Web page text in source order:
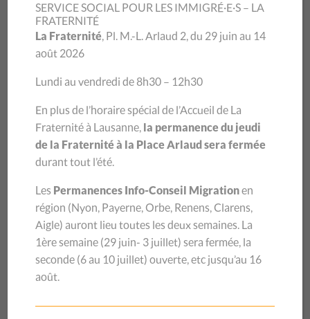
Elle sert aussi pour la mise sur pied de projets et
manifestations en lien avec la migration. C’est dans cette
d’information et les journées de formation animées par les
collaborateurs et les collaboratrices du CSP Vaud.
C’EST AUSSI UNE SALLE OFFERTE À LA LOCATION.
Espace accueil et vestiaire
dimension de la salle : 83 m2
nombre de personnes : 60 personnes dans la
salle et 20 personnes dans le hall
2 parois amovibles pour séparer la salle
SERVICE SOCIAL POUR LES IMMIGRÉ·E·S – LA
FRATERNITÉ
La Fraternité, Pl. M.-L. Arlaud 2, du 29 juin au 14
août 2026
Lundi au vendredi de 8h30 – 12h30
En plus de l’horaire spécial de l’Accueil de La
Fraternité à Lausanne, la permanence du jeudi
de la Fraternité à la Place Arlaud sera fermée
durant tout l’été.
Les Permanences Info-Conseil Migrationen
région (Nyon, Payerne, Orbe, Renens, Clarens,
Aigle) auront lieu toutes les deux semaines. La
1ère semaine (29 juin- 3 juillet) sera fermée, la
seconde (6 au 10 juillet) ouverte, etc jusqu’au 16
août.